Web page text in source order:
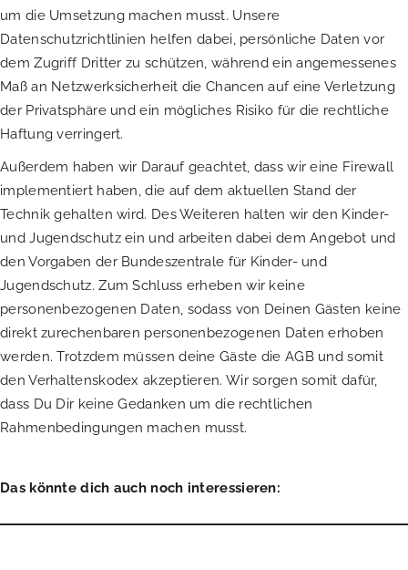
um die Umsetzung machen musst. Unsere
Datenschutzrichtlinien helfen dabei, persönliche Daten vor
dem Zugriff Dritter zu schützen, während ein angemessenes
Maß an Netzwerksicherheit die Chancen auf eine Verletzung
der Privatsphäre und ein mögliches Risiko für die rechtliche
Haftung verringert.
Außerdem haben wir Darauf geachtet, dass wir eine Firewall
implementiert haben, die auf dem aktuellen Stand der
Technik gehalten wird. Des Weiteren halten wir den Kinder-
und Jugendschutz ein und arbeiten dabei dem Angebot und
den Vorgaben der Bundeszentrale für Kinder- und
Jugendschutz. Zum Schluss erheben wir keine
personenbezogenen Daten, sodass von Deinen Gästen keine
direkt zurechenbaren personenbezogenen Daten erhoben
werden. Trotzdem müssen deine Gäste die AGB und somit
den Verhaltenskodex akzeptieren. Wir sorgen somit dafür,
dass Du Dir keine Gedanken um die rechtlichen
Rahmenbedingungen machen musst.
Das könnte dich auch noch interessieren: